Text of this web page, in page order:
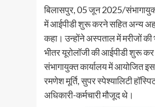
बिलासपुर, 05 जून 2025/
में आईपीडी शुरू करने सहित अन्य
कहा। उन्होंने अस्पताल में मरीजों
भीतर यूरोलॉजी की आईपीडी शुरू कर
संभागायुक्त कार्यालय में आयोजित
रमणेश मूर्ति, सुपर स्पेश्यालिटी
अधिकारी-कर्मचारी मौजूद थे।